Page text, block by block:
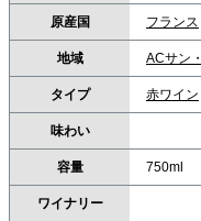
原産国 フランス
地域 ACサン
タイプ 赤ワイン
味わい
容量 750ml
ワイナリー